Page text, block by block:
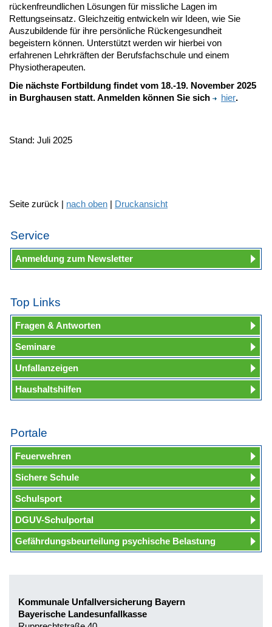
rückenfreundlichen Lösungen für missliche Lagen im
Rettungseinsatz. Gleichzeitig entwickeln wir Ideen, wie Sie
Auszubildende für ihre persönliche Rückengesundheit
begeistern können. Unterstützt werden wir hierbei von
erfahrenen Lehrkräften der Berufsfachschule und einem
Physiotherapeuten.
Die nächste Fortbildung findet vom 18.-19. November 2025
in Burghausen statt.Anmelden können Sie sich hier.
Stand: Juli 2025
Seite zurück | nach oben | Druckansicht
Service
Anmeldung zum Newsletter
Top Links
Fragen & Antworten
Seminare
Unfallanzeigen
Haushaltshilfen
Portale
Feuerwehren
Sichere Schule
Schulsport
DGUV-Schulportal
Gefährdungsbeurteilung psychische Belastung
Kommunale Unfallversicherung Bayern
Bayerische Landesunfallkasse